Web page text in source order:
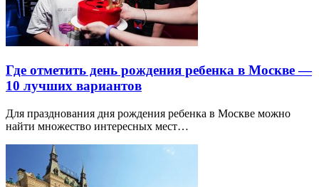
Где отметить день рождения ребенка в Москве —
10 лучших вариантов
Для празднования дня рождения ребенка в Москве можно
найти множество интересных мест…